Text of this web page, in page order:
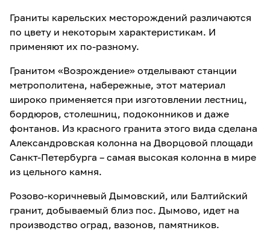
Граниты карельских месторождений различаются
по цвету и некоторым характеристикам. И
применяют их по-разному.
Гранитом «Возрождение» отделывают станции
метрополитена, набережные, этот материал
широко применяется при изготовлении лестниц,
бордюров, столешниц, подоконников и даже
фонтанов. Из красного гранита этого вида сделана
Александровская колонна на Дворцовой площади
Санкт-Петербурга – самая высокая колонна в мире
из цельного камня.
Розово-коричневый Дымовский, или Балтийский
гранит, добываемый близ пос. Дымово, идет на
производство оград, вазонов, памятников.